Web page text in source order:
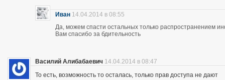
Иван 14.04.2014 в 08:55
Да, можем спасти остальных только распространением
Вам спасибо за бдительность
Василий Алибабаевич 14.04.2014 в 08:47
То есть, возможность то осталась, только прав доступа не дают